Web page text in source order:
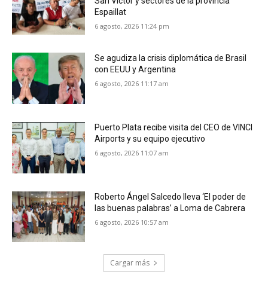
Espaillat
6 agosto, 2026 11:24 pm
Se agudiza la crisis diplomática de Brasil
con EEUU y Argentina
6 agosto, 2026 11:17 am
Puerto Plata recibe visita del CEO de VINCI
Airports y su equipo ejecutivo
6 agosto, 2026 11:07 am
Roberto Ángel Salcedo lleva ‘El poder de
las buenas palabras’ a Loma de Cabrera
6 agosto, 2026 10:57 am
Cargar más